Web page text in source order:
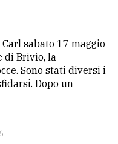
sabato 17 maggio
di Brivio, la
Sono stati diversi i
Dopo un